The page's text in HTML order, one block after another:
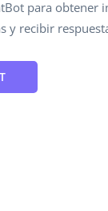
para
y recibir